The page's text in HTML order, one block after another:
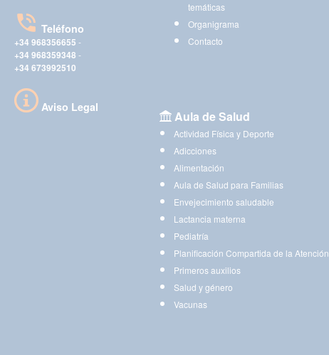
Teléfono
+34 968356655 -
+34 968359348 -
+34 673992510
Aviso Legal
temáticas
Organigrama
Contacto
Aula de Salud
Actividad Física y Deporte
Adicciones
Alimentación
Aula de Salud para Familias
Envejecimiento saludable
Lactancia materna
Pediatría
Planificación Compartida de la Atención
Primeros auxilios
Salud y género
Vacunas